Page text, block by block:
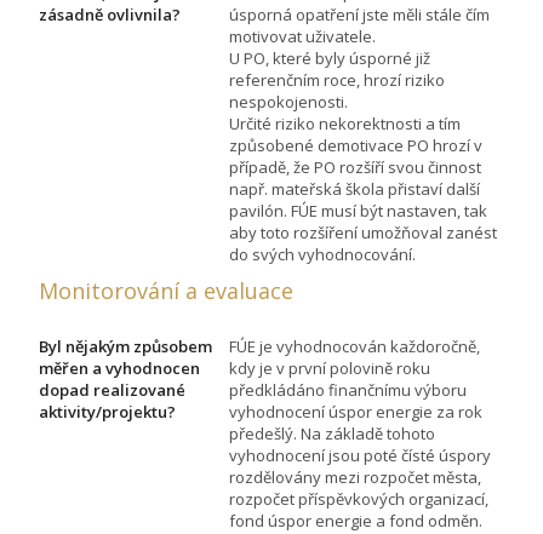
zásadně ovlivnila?
úsporná opatření jste měli stále čím
motivovat uživatele.
U PO, které byly úsporné již
referenčním roce, hrozí riziko
nespokojenosti.
Určité riziko nekorektnosti a tím
způsobené demotivace PO hrozí v
případě, že PO rozšíří svou činnost
např. mateřská škola přistaví další
pavilón. FÚE musí být nastaven, tak
aby toto rozšíření umožňoval zanést
do svých vyhodnocování.
Monitorování a evaluace
Byl nějakým způsobem
měřen a vyhodnocen
dopad realizované
aktivity/projektu?
FÚE je vyhodnocován každoročně,
kdy je v první polovině roku
předkládáno finančnímu výboru
vyhodnocení úspor energie za rok
předešlý. Na základě tohoto
vyhodnocení jsou poté čísté úspory
rozdělovány mezi rozpočet města,
rozpočet příspěvkových organizací,
fond úspor energie a fond odměn.